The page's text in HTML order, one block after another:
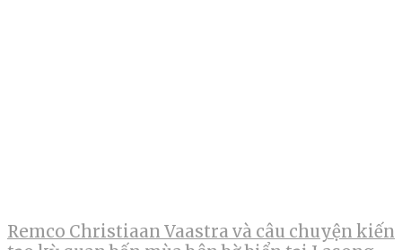
Remco Christiaan Vaastra và câu chuyện kiến